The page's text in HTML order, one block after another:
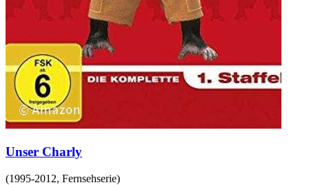
Unser Charly
(1995-2012, Fernsehserie)